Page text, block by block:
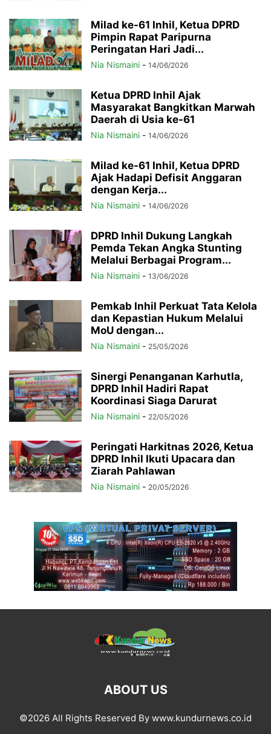
Milad ke-61 Inhil, Ketua DPRD
Pimpin Rapat Paripurna
Peringatan Hari Jadi...
Nia Nismaini - 14/06/2026
Ketua DPRD Inhil Ajak
Masyarakat Bangkitkan Marwah
Daerah di Usia ke-61
Nia Nismaini - 14/06/2026
Milad ke-61 Inhil, Ketua DPRD
Ajak Hadapi Defisit Anggaran
dengan Kerja...
Nia Nismaini - 14/06/2026
DPRD Inhil Dukung Langkah
Pemda Tekan Angka Stunting
Melalui Berbagai Program...
Nia Nismaini - 13/06/2026
Pemkab Inhil Perkuat Tata Kelola
dan Kepastian Hukum Melalui
MoU dengan...
Nia Nismaini - 25/05/2026
Sinergi Penanganan Karhutla,
DPRD Inhil Hadiri Rapat
Koordinasi Siaga Darurat
Nia Nismaini - 22/05/2026
Peringati Harkitnas 2026, Ketua
DPRD Inhil Ikuti Upacara dan
Ziarah Pahlawan
Nia Nismaini - 20/05/2026
ABOUT US
©2026 All Rights Reserved By www.kundurnews.co.id